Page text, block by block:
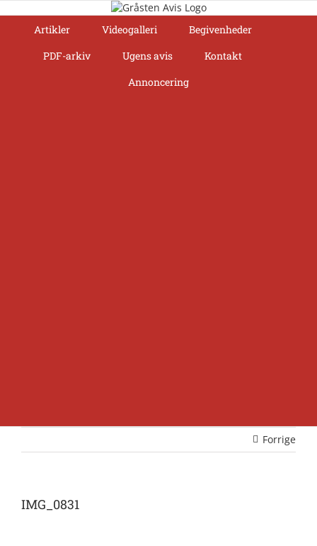
to
contentArtikler Videogalleri
Begivenheder
PDF-arkiv
Ugens avis
Kontakt
Annoncering
Forrige
IMG_0831